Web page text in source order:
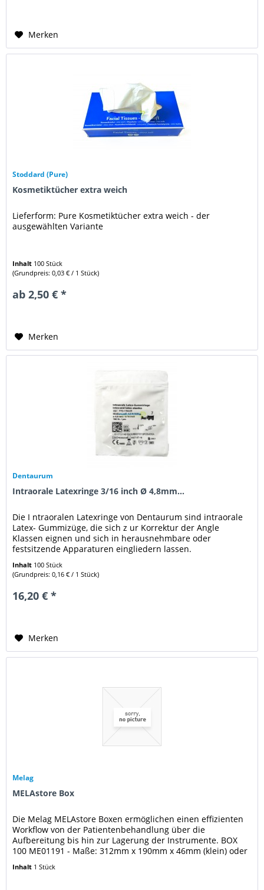
Merken
Stoddard (Pure)
Kosmetiktücher extra weich
Lieferform: Pure Kosmetiktücher extra weich - der
ausgewählten Variante
Inhalt 100 Stück
(Grundpreis: 0,03 € / 1 Stück)
ab 2,50 € *
Merken
Dentaurum
Intraorale Latexringe 3/16 inch Ø 4,8mm...
Die I ntraoralen Latexringe von Dentaurum sind intraorale
Latex- Gummizüge, die sich z ur Korrektur der Angle
Klassen eignen und sich in herausnehmbare oder
festsitzende Apparaturen eingliedern lassen.
Inhalt 100 Stück
(Grundpreis: 0,16 € / 1 Stück)
16,20 € *
Merken
Melag
MELAstore Box
Die Melag MELAstore Boxen ermöglichen einen effizienten
Workflow von der Patientenbehandlung über die
Aufbereitung bis hin zur Lagerung der Instrumente. BOX
100 ME01191 - Maße: 312mm x 190mm x 46mm (klein) oder
Inhalt 1 Stück